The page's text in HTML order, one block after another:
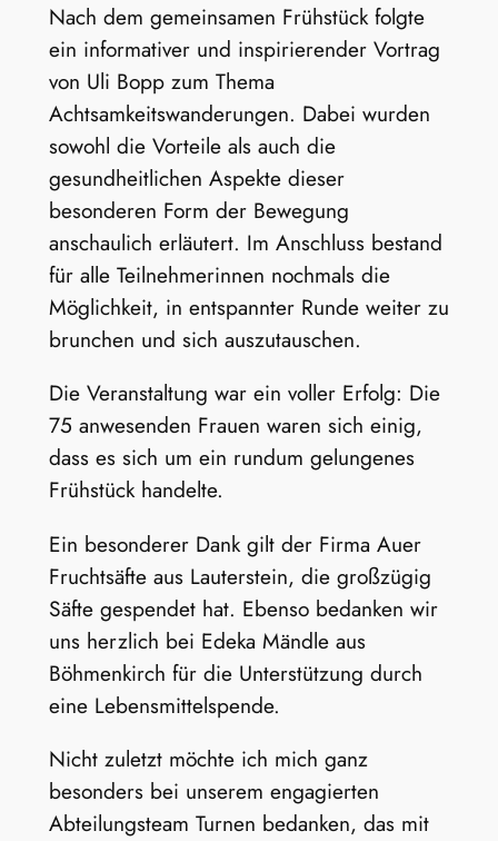
Nach dem gemeinsamen Frühstück folgte
ein informativer und inspirierender Vortrag
von Uli Bopp zum Thema
Achtsamkeitswanderungen. Dabei wurden
sowohl die Vorteile als auch die
gesundheitlichen Aspekte dieser
besonderen Form der Bewegung
anschaulich erläutert. Im Anschluss bestand
für alle Teilnehmerinnen nochmals die
Möglichkeit, in entspannter Runde weiter zu
brunchen und sich auszutauschen.
Die Veranstaltung war ein voller Erfolg: Die
75 anwesenden Frauen waren sich einig,
dass es sich um ein rundum gelungenes
Frühstück handelte.
Ein besonderer Dank gilt der Firma Auer
Fruchtsäfte aus Lauterstein, die großzügig
Säfte gespendet hat. Ebenso bedanken wir
uns herzlich bei Edeka Mändle aus
Böhmenkirch für die Unterstützung durch
eine Lebensmittelspende.
Nicht zuletzt möchte ich mich ganz
besonders bei unserem engagierten
Abteilungsteam Turnen bedanken, das mit